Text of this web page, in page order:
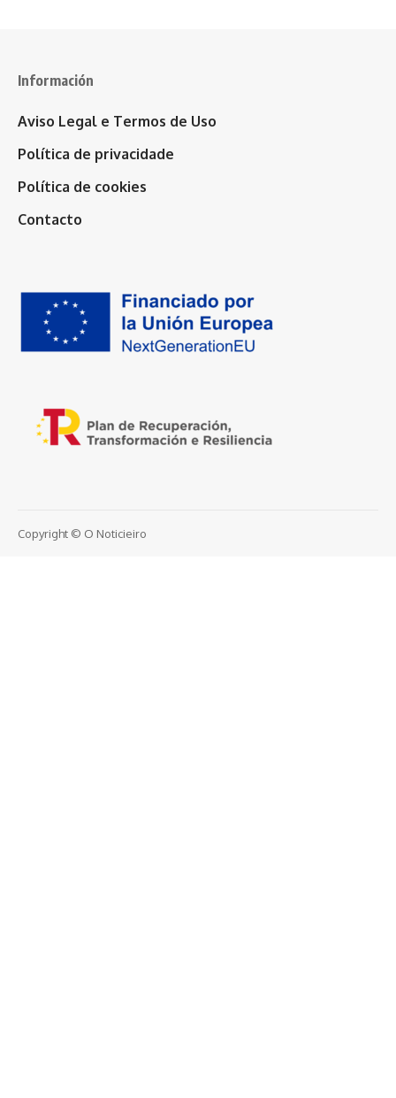
Información
Aviso Legal e Termos de Uso
Política de privacidade
Política de cookies
Contacto
Copyright © O Noticieiro